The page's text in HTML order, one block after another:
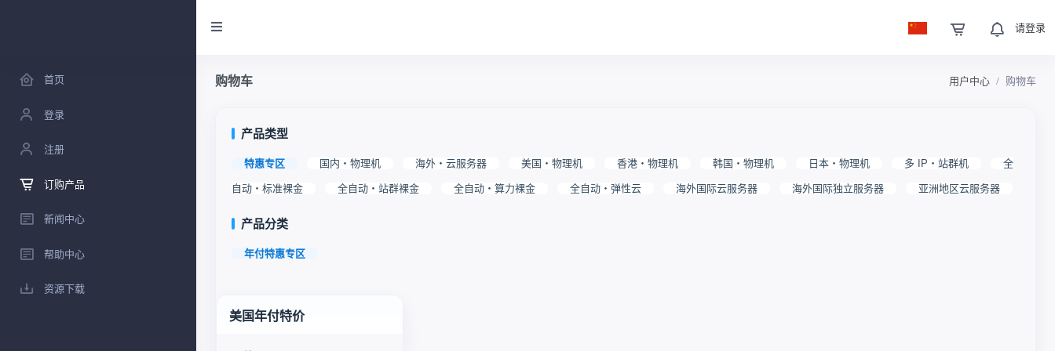
请登录
首页
登录
注册
订购产品
新闻中心
帮助中心
资源下载
购物车 用户中心 购物车
产品类型
特惠专区 国内・物理机 海外・云服务器 美国・物理机 香港・物理机 韩国・物理机 日本・物理机 多 IP・站群机 全
自动・标准裸金 全自动・站群裸金 全自动・算力裸金 全自动・弹性云 海外国际云服务器 海外国际独立服务器 亚洲地区云服务器
产品分类
年付特惠专区
美国年付特价